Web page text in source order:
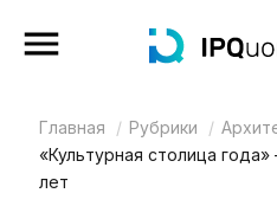
Все материалы
Аналитика
Главная Рубрики
«Культурная столица
лет